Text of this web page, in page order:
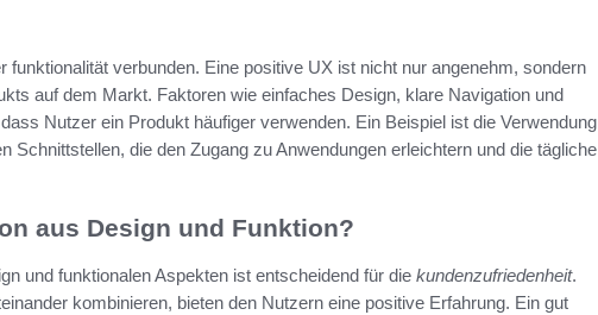
funktionalität verbunden. Eine positive UX ist nicht nur angenehm, sondern
auf dem Markt. Faktoren wie einfaches Design, klare Navigation und
Nutzer ein Produkt häufiger verwenden. Ein Beispiel ist die Verwendung
Schnittstellen, die den Zugang zu Anwendungen erleichtern und die tägliche
aus Design und Funktion?
und funktionalen Aspekten ist entscheidend für die kundenzufriedenheit.
kombinieren, bieten den Nutzern eine positive Erfahrung. Ein gut